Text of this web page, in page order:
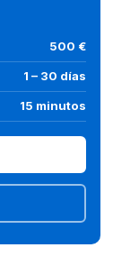
500 €
1 – 30 días
15 minutos